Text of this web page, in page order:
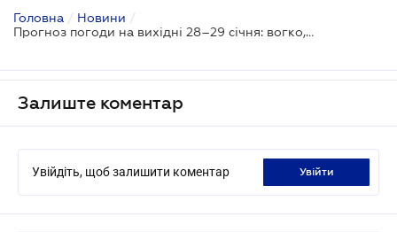
Головна / Новини /
Прогноз погоди на вихідні 28–29 січня: вогко, похмуро та невеликі нічні морози
Залиште коментар
Увійдіть, щоб залишити коментар увійти